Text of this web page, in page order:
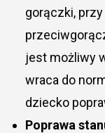
gorączki,
jest możliwy
wraca do
dziecko
Poprawa